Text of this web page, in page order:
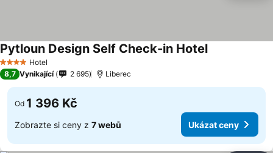
4 Počet hvězdiček
Hotel
Pytloun Design Self Check-in HotelUkázat ceny
8,7 Vynikající 2 695 Liberec
Od 1 396 Kč
Zobrazte si ceny z 7 webů Ukázat ceny